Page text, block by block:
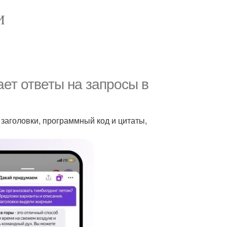
ответы на запросы в
программный код и цитаты,